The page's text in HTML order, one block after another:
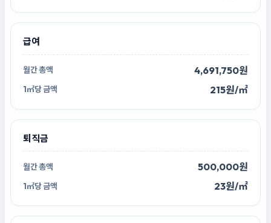
급여
4,691,750원
215원/㎡
퇴직금
500,000원
23원/㎡